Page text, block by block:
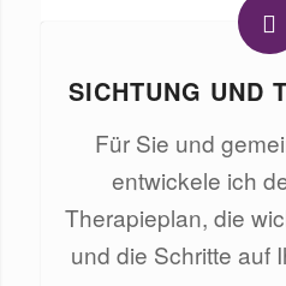
SICHTUNG UND
Für Sie und
entwickele ich
Therapieplan, die
und die Schritte auf